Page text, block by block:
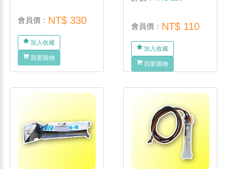
會員價： NT$ 330
加入收藏
我要購物
會員價： NT$ 110
加入收藏
我要購物